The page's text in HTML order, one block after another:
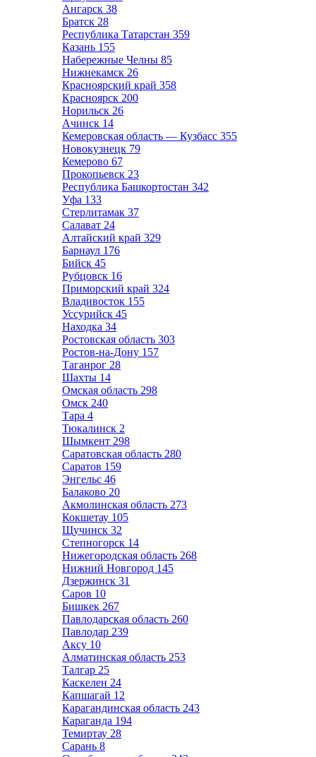
Ангарск 38
Братск 28
Республика Татарстан 359
Казань 155
Набережные Челны 85
Нижнекамск 26
Красноярский край 358
Красноярск 200
Норильск 26
Ачинск 14
Кемеровская область — Кузбасс 355
Новокузнецк 79
Кемерово 67
Прокопьевск 23
Республика Башкортостан 342
Уфа 133
Стерлитамак 37
Салават 24
Алтайский край 329
Барнаул 176
Бийск 45
Рубцовск 16
Приморский край 324
Владивосток 155
Уссурийск 45
Находка 34
Ростовская область 303
Ростов-на-Дону 157
Таганрог 28
Шахты 14
Омская область 298
Омск 240
Тара 4
Тюкалинск 2
Шымкент 298
Саратовская область 280
Саратов 159
Энгельс 46
Балаково 20
Акмолинская область 273
Кокшетау 105
Щучинск 32
Степногорск 14
Нижегородская область 268
Нижний Новгород 145
Дзержинск 31
Саров 10
Бишкек 267
Павлодарская область 260
Павлодар 239
Аксу 10
Алматинская область 253
Талгар 25
Каскелен 24
Капшагай 12
Карагандинская область 243
Караганда 194
Темиртау 28
Сарань 8